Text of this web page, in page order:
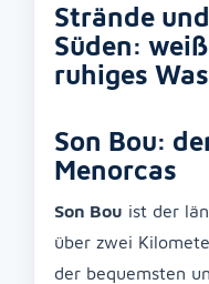
Strände
Süden:
ruhiges
Son Bou:
Menorcas
Son Bou ist der
über zwei
der bequemsten